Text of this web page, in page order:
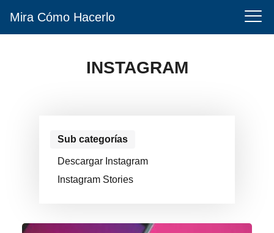
Mira Cómo Hacerlo
INSTAGRAM
Sub categorías
Descargar Instagram
Instagram Stories